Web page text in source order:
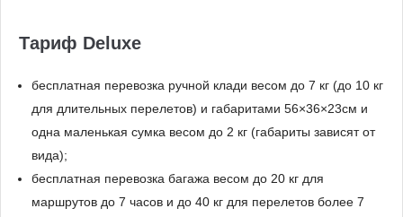
Тариф Deluxe
бесплатная перевозка ручной клади весом до 7 кг (до 10 кг
для длительных перелетов) и габаритами 56×36×23см и
одна маленькая сумка весом до 2 кг (габариты зависят от
вида);
бесплатная перевозка багажа весом до 20 кг для
маршрутов до 7 часов и до 40 кг для перелетов более 7